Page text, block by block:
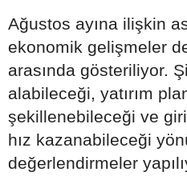
Ağustos ayına ilişkin
ekonomik gelişmeler
arasında gösteriliyor.
alabileceği, yatırım
şekillenebileceği ve
hız kazanabileceği
değerlendirmeler